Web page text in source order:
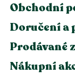
Obchodní
Doručení a
Prodávané
Nákupní